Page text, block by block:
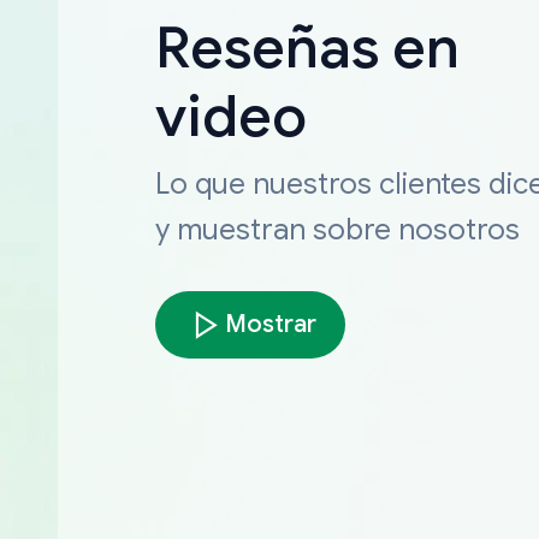
Reseñas en
video
Lo que nuestros clientes
y muestran sobre nosotros
Mostrar